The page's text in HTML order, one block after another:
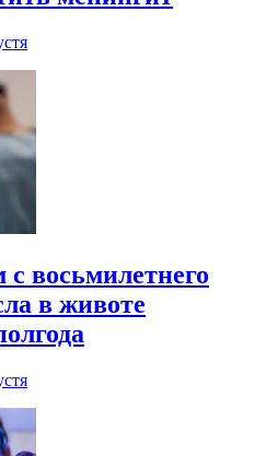
восьмилетнего
в животе